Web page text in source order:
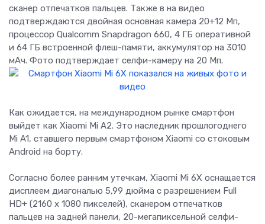
сканер отпечатков пальцев. Также в на видео
подтверждаются двойная основная камера 20+12 Мп,
процессор Qualcomm Snapdragon 660, 4 ГБ оперативной
и 64 ГБ встроенной флеш-памяти, аккумулятор на 3010
мАч. Фото подтверждает селфи-камеру на 20 Мп.
Как ожидается, на международном рынке смартфон
выйдет как Xiaomi Mi A2. Это наследник прошлогоднего
Mi A1, ставшего первым смартфоном Xiaomi со стоковым
Android на борту.
Согласно более ранним утечкам, Xiaomi Mi 6X оснащается
дисплеем диагональю 5,99 дюйма с разрешением Full
HD+ (2160 х 1080 пикселей), сканером отпечатков
пальцев на задней панели, 20-мегапиксельной селфи-